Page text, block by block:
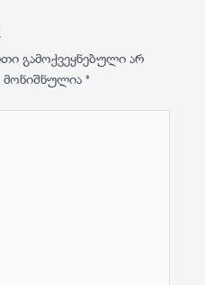
გამოქვეყნებული არ
მონიშნულია*